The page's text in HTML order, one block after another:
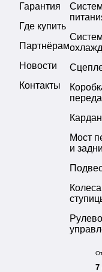
Гарантия
Где купить
Партнёрам
Новости
Контакты
Мост
и
7